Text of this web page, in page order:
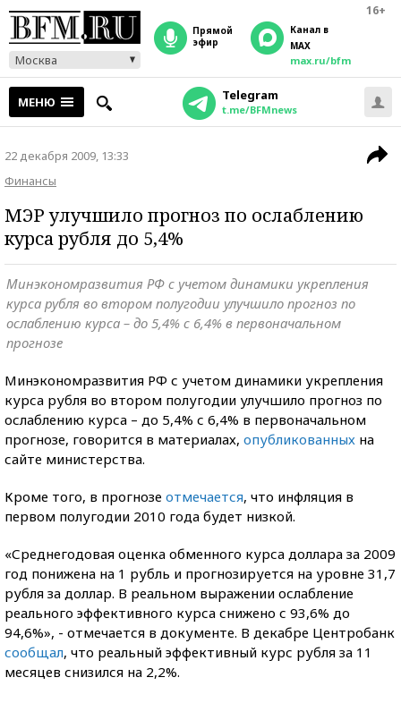
16+
Москва
прямой
эфир
Канал в
MAX
max.ru/bfm
МЕНЮ Telegram
t.me/BFMnews
22 декабря 2009, 13:33
Финансы
МЭР улучшило прогноз по ослаблению
курса рубля до 5,4%
Минэкономразвития РФ с учетом динамики укрепления
курса рубля во втором полугодии улучшило прогноз по
ослаблению курса – до 5,4% с 6,4% в первоначальном
прогнозе
Минэкономразвития РФ с учетом динамики укрепления
курса рубля во втором полугодии улучшило прогноз по
ослаблению курса – до 5,4% с 6,4% в первоначальном
прогнозе, говорится в материалах, опубликованных на
сайте министерства.
Кроме того, в прогнозе отмечается, что инфляция в
первом полугодии 2010 года будет низкой.
«Среднегодовая оценка обменного курса доллара за 2009
год понижена на 1 рубль и прогнозируется на уровне 31,7
рубля за доллар. В реальном выражении ослабление
реального эффективного курса снижено с 93,6% до
94,6%», - отмечается в документе. В декабре Центробанк
сообщал, что реальный эффективный курс рубля за 11
месяцев снизился на 2,2%.